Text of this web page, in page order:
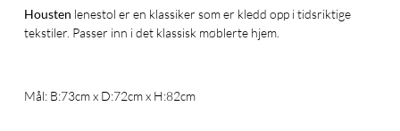
Housten lenestol er en klassiker som er kledd opp i tidsriktige
tekstiler. Passer inn i det klassisk møblerte hjem.
Mål: B:73cm x D:72cm x H:82cm